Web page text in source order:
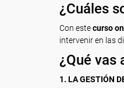
¿Cuáles
Con estecurso
intervenir en las
¿Qué vas
1. LA GESTIÓN